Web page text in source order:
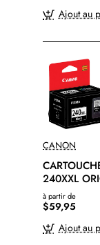
Ajout au
CANON
240XXL
à partir de
$59,95
Ajout au